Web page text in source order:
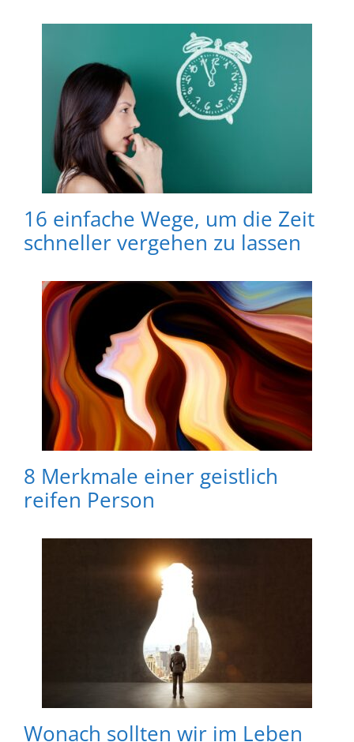
16 einfache Wege, um die Zeit
schneller vergehen zu lassen
8 Merkmale einer geistlich
reifen Person
Wonach sollten wir im Leben